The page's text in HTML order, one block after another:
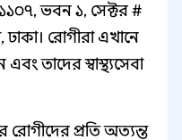
ভবন ১, সেক্টর #
রোগীরা এখানে
তাদের স্বাস্থ্যসেবা
রোগীদের প্রতি অত্যন্ত